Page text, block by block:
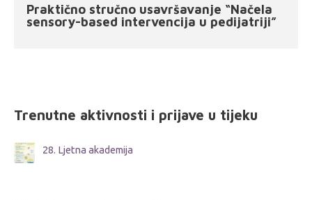
Praktično stručno usavršavanje “Načela
sensory-based intervencija u pedijatriji”
Trenutne aktivnosti i prijave u tijeku
28. Ljetna akademija